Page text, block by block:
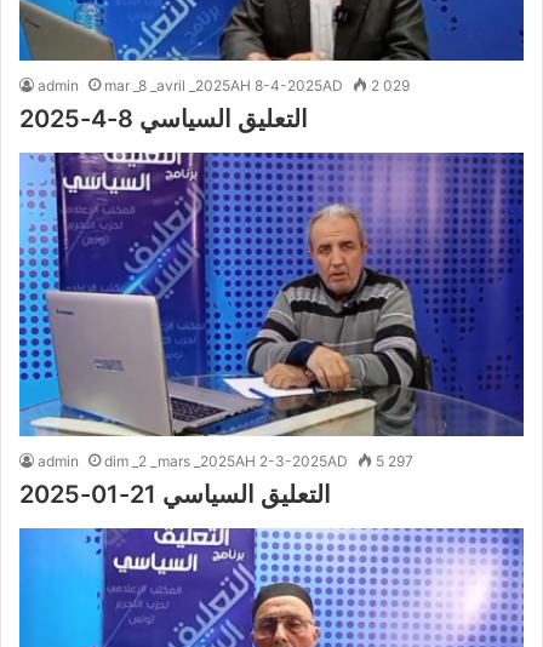
admin mar _8 _avril _2025AH 8-4-2025AD 2 029
التعليق السياسي 8-4-2025
admin dim _2 _mars _2025AH 2-3-2025AD 5 297
التعليق السياسي 21-01-2025